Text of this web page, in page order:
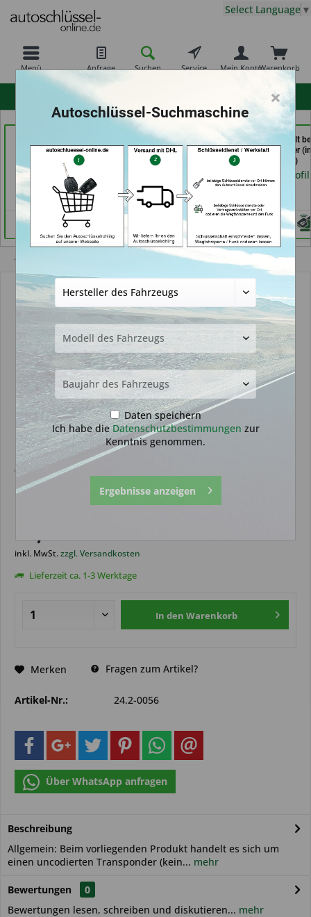
Menü Anfrage Suchen Service Warenkorb
Mein Konto
Select Language ▼
Nürnberg)
Händlerprofil
Carkeys Augsburg &
ECU Service (in
Friedberg)
Schlüssel-Welt
Meister Grüner (in
München)
Händlerprofil
Transponder geeignet für Nissan
ID49-1E (Aftermarket Produkt)
19,99 € *
inkl. MwSt.zzgl. Versandkosten
Lieferzeit ca. 1-3 Werktage
In den Warenkorb
Merken Fragen zum Artikel?
Artikel-Nr.: 24.2-0056
Über WhatsApp anfragen
Beschreibung
Allgemein: Beim vorliegenden Produkt handelt es sich um
einen uncodierten Transponder (kein... mehr
Bewertungen
0
Bewertungen lesen, schreiben und diskutieren... mehr
×
Autoschlüssel-Suchmaschine
Daten speichern
Ich habe dieDatenschutzbestimmungen zur
Kenntnis genommen.
Ergebnisse anzeigen